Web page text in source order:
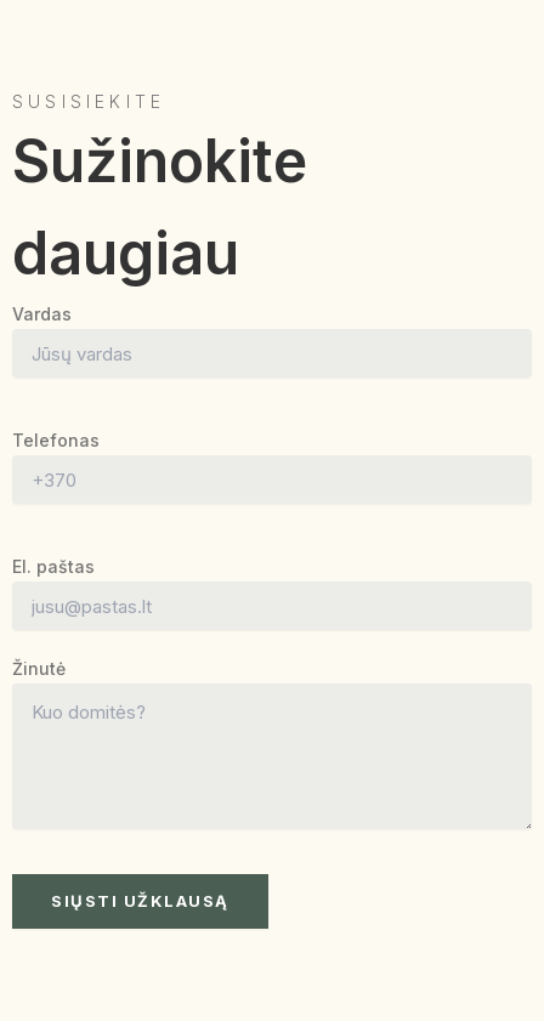
SUSISIEKITE
Sužinokite
daugiau
Vardas
Telefonas
El. paštas
Žinutė